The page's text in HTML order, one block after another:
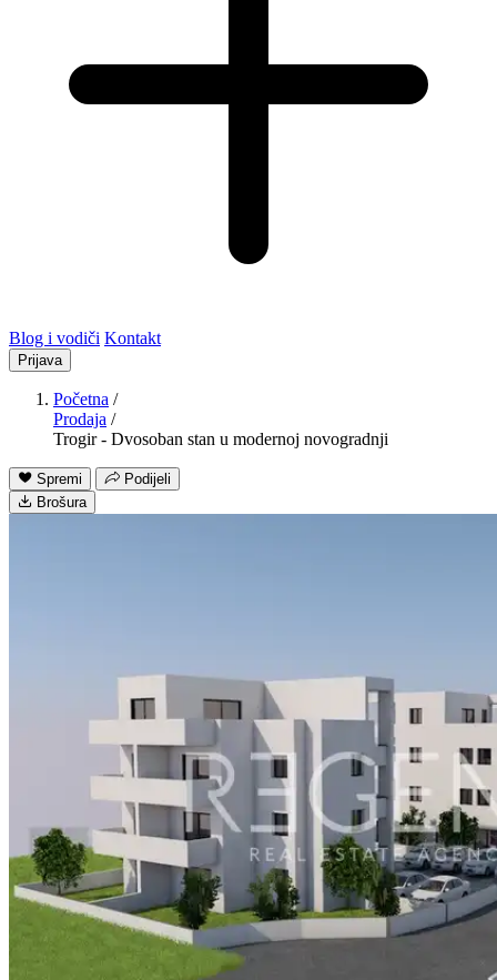
Blog i vodiči Kontakt
Prijava
Početna /
Prodaja /
Trogir - Dvosoban stan u modernoj novogradnji
Spremi
Podijeli
Brošura